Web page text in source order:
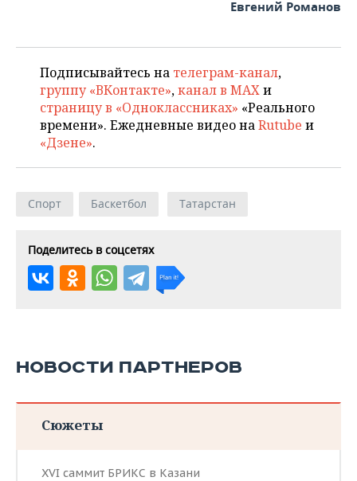
Евгений Романов
Подписывайтесь на телеграм-канал,
группу «ВКонтакте»,канал в MAXи
страницу в «Одноклассниках» «Реального
времени». Ежедневные видео наRutube и
«Дзене».
Спорт Баскетбол Татарстан
Поделитесь в соцсетях
НОВОСТИ ПАРТНЕРОВ
Сюжеты
XVI саммит БРИКС в Казани